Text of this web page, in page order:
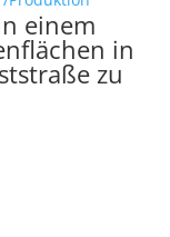
einem
in
zu